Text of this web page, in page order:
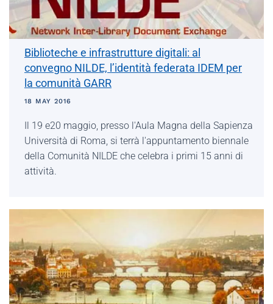
Biblioteche e infrastrutture digitali: al
convegno NILDE, l’identità federata IDEM per
la comunità GARR
18 MAY 2016
Il 19 e20 maggio, presso l'Aula Magna della Sapienza
Università di Roma, si terrà l'appuntamento biennale
della Comunità NILDE che celebra i primi 15 anni di
attività.